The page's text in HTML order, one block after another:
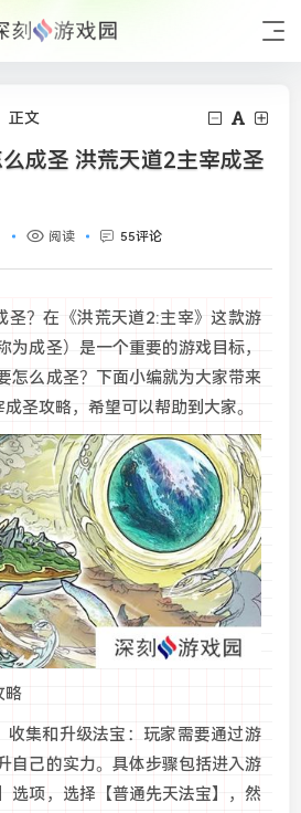
正文
成圣 洪荒天道2主宰成圣
阅读 55评论
圣？在《‌洪荒天道2:主宰》这款游
为成圣）是一个重要的游戏目标，
怎么成圣？下面小编就为大家带来
圣攻略，希望可以帮助到大家。
略
收集和升级‌法宝：玩家需要通过游
自己的实力。具体步骤包括进入游
选项，选择【普通先天法宝】，然